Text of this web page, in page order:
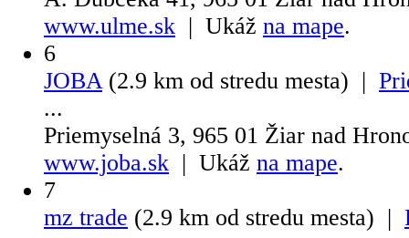
www.ulme.sk | Ukáž na mape.
6
JOBA (2.9 km od stredu mesta) |
...
Priemyselná 3, 965 01 Žiar nad
www.joba.sk | Ukáž na mape.
7
mz trade (2.9 km od stredu mesta) |